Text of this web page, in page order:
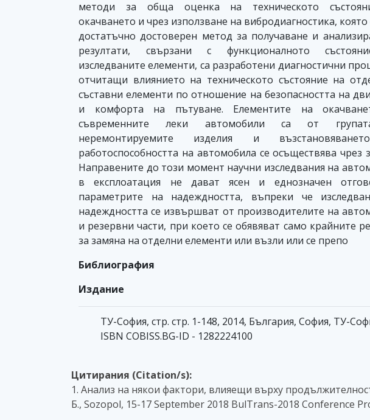
методи за обща оценка на техническото
окачването и чрез използване на вибродиагностика,
достатъчно достоверен метод за получаване и
резултати, свързани с функционалното
изследваните елементи, са разработени диагностични
отчитащи влиянието на техническото състояние на
съставни елементи по отношение на безопасността на
и комфорта на пътуване. Елементите на
съвременните леки автомобили са от
неремонтируемите изделия и
работоспособността на автомобила се осъществява чрез
Направените до този момент научни изследвания на
в експлоатация не дават ясен и еднозначен
параметрите на надеждността, въпреки че
надеждността се извършват от производителите на
и резервни части, при което се обявяват само крайните
за замяна на отделни елементи или възли или се препо
Библиография
Издание
ТУ-София, стр. стр. 1-148, 2014, България, София, ТУ-
ISBN COBISS.BG-ID - 1282224100
Цитирания (Citation/s):
1. Анализ на някои фактори, влияещи върху
Б., Sozopol, 15-17 September 2018 BulTrans-2018 Conference